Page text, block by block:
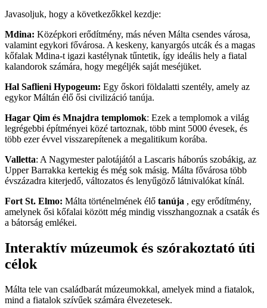
Javasoljuk, hogy a következőkkel kezdje:
Mdina: Középkori erődítmény, más néven Málta csendes városa,
valamint egykori fővárosa. A keskeny, kanyargós utcák és a magas
kőfalak Mdina-t igazi kastélynak tűntetik, így ideális hely a fiatal
kalandorok számára, hogy megéljék saját meséjüket.
Hal Saflieni Hypogeum: Egy őskori földalatti szentély, amely az
egykor Máltán élő ősi civilizáció tanúja.
Hagar Qim és Mnajdra templomok: Ezek a templomok a világ
legrégebbi építményei közé tartoznak, több mint 5000 évesek, és
több ezer évvel visszarepítenek a megalitikum korába.
Valletta: A Nagymester palotájától a Lascaris háborús szobákig, az
Upper Barrakka kertekig és még sok másig. Málta fővárosa több
évszázadra kiterjedő, változatos és lenyűgöző látnivalókat kínál.
Fort St. Elmo: Málta történelmének élő tanúja , egy erődítmény,
amelynek ősi kőfalai között még mindig visszhangoznak a csaták és
a bátorság emlékei.
Interaktív múzeumok és szórakoztató úti
célok
Málta tele van családbarát múzeumokkal, amelyek mind a fiatalok,
mind a fiatalok szívűek számára élvezetesek.